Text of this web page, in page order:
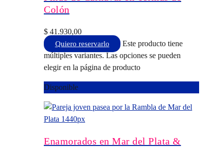
Colón
$ 41.930,00
Quiero reservarlo
Este producto tiene
múltiples variantes. Las opciones se pueden
elegir en la página de producto
Disponible
Enamorados en Mar del Plata &